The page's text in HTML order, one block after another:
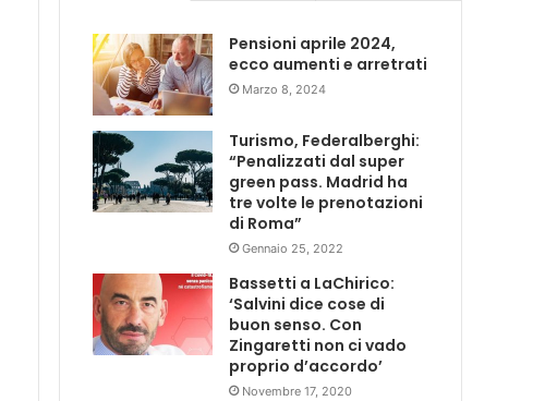
Pensioni aprile 2024,
ecco aumenti e arretrati
Marzo 8, 2024
Turismo, Federalberghi:
“Penalizzati dal super
green pass. Madrid ha
tre volte le prenotazioni
di Roma”
Gennaio 25, 2022
Bassetti a LaChirico:
‘Salvini dice cose di
buon senso. Con
Zingaretti non ci vado
proprio d’accordo’
Novembre 17, 2020